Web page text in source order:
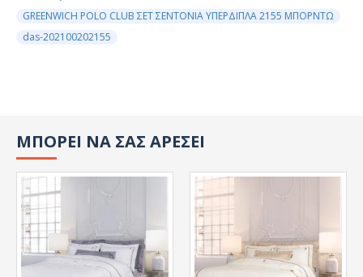
GREENWICH POLO CLUB ΣΕΤ ΣΕΝΤΟΝΙΑ ΥΠΕΡΔΙΠΛΑ 2155 ΜΠΟΡΝΤΩ
das-202100202155
ΜΠΟΡΕΙ ΝΑ ΣΑΣ ΑΡΕΣΕΙ